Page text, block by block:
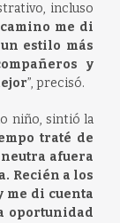
incluso
me di
estilo más
y
”, precisó.
niño, sintió la
traté de
afuera
Recién a los
me di cuenta
oportunidad